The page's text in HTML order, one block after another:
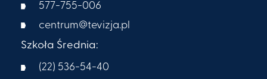
577-755-006
centrum@tevizja.pl
Szkoła Średnia:
(22) 536-54-40